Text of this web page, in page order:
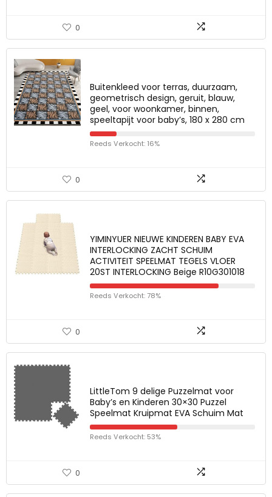
0
Buitenkleed voor terras, duurzaam,
geometrisch design, geruit, blauw,
geel, voor woonkamer, binnen,
speeltapijt voor baby’s, 180 x 280 cm
Reeds Verkocht: 16%
0
YIMINYUER NIEUWE KINDEREN BABY EVA
INTERLOCKING ZACHT SCHUIM
ACTIVITEIT SPEELMAT TEGELS VLOER
20ST INTERLOCKING Beige R10G301018
Reeds Verkocht: 78%
0
LittleTom 9 delige Puzzelmat voor
Baby’s en Kinderen 30×30 Puzzel
Speelmat Kruipmat EVA Schuim Mat
Reeds Verkocht: 53%
0